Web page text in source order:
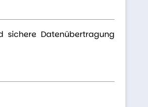
sichere Datenübertragung